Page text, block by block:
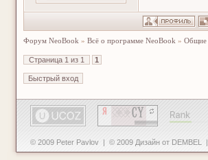
Форум NeoBook » Всё о программе NeoBook » Общие
Страница 1 из 1 1
© 2009 Peter Pavlov | © 2009 Дизайн от DEMBEL